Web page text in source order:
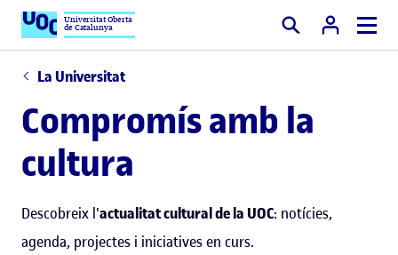
Universitat Oberta
de Catalunya Cercar
La Universitat
Compromís amb la
cultura
Descobreix l'actualitat cultural de la UOC: notícies,
agenda, projectes i iniciatives en curs.